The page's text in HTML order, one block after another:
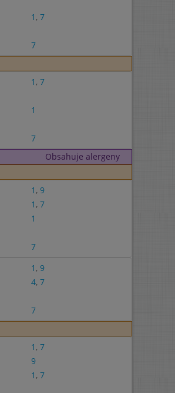
1 , 7
7
1 , 7
1
7
Obsahuje alergeny
1 , 9
1 , 7
1
7
1 , 9
4, 7
7
1 , 7
9
1 , 7